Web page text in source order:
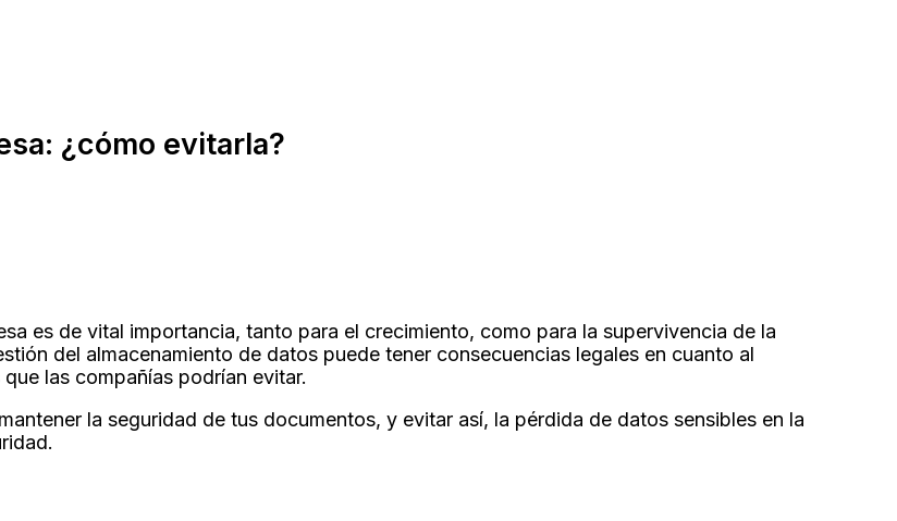
¿cómo evitarla?
es de vital importancia, tanto para el crecimiento, como para la supervivencia de la
del almacenamiento de datos puede tener consecuencias legales en cuanto al
las compañías podrían evitar.
la seguridad de tus documentos, y evitar así, la pérdida de datos sensibles en la